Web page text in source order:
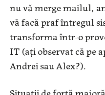
nu vă merge mailul,
vă facă praf întregul
transforma într-o
IT (ați observat că pe
Andrei sau Alex?).